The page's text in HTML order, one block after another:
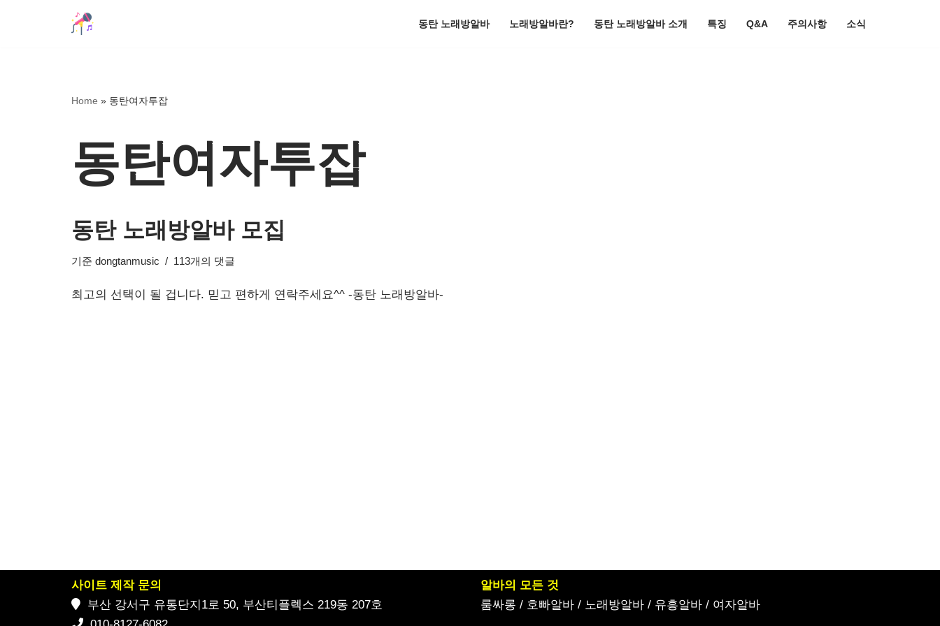
동탄 노래방알바 노래방알바란? 동탄 노래방알바 소개 특징 Q&A 주의사항 소식
Home » 동탄여자투잡
동탄여자투잡
동탄 노래방알바 모집
기준 dongtanmusic 113개의 댓글
최고의 선택이 될 겁니다. 믿고 편하게 연락주세요^^ -동탄 노래방알바-
사이트 제작 문의
부산 강서구 유통단지1로 50, 부산티플렉스 219동 207호
알바의 모든 것
룸싸롱 / 호빠알바 / 노래방알바 / 유흥알바 / 여자알바